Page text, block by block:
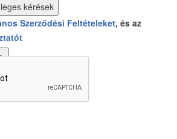
kérések
Szerződési Feltételeket, és az